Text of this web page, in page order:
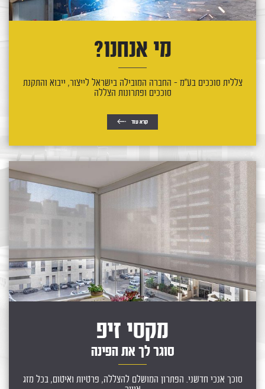
מי אנחנו?
צללית סוככים בע"מ - החברה המובילה בישראל לייצור, ייבוא והתקנת
סוככים ופתרונות הצללה
קרא עוד
מקסי זיפ
סוגר לך את הפינה
סוכך אנכי חדשני. הפתרון המושלם להצללה, פרטיות ואיטום, בכל מזג